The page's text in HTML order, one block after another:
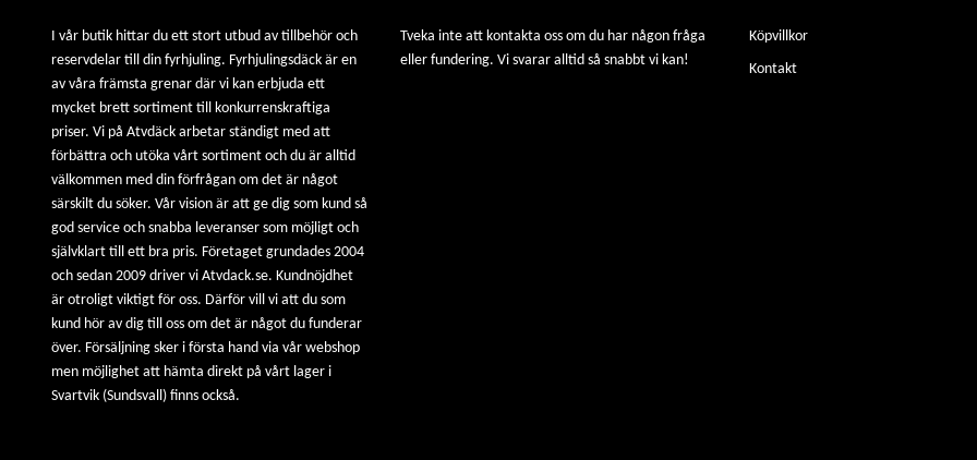
I vår butik hittar du ett stort utbud av tillbehör och
reservdelar till din fyrhjuling. Fyrhjulingsdäck är en
av våra främsta grenar där vi kan erbjuda ett
mycket brett sortiment till konkurrenskraftiga
priser. Vi på Atvdäck arbetar ständigt med att
förbättra och utöka vårt sortiment och du är alltid
välkommen med din förfrågan om det är något
särskilt du söker. Vår vision är att ge dig som kund så
god service och snabba leveranser som möjligt och
självklart till ett bra pris. Företaget grundades 2004
och sedan 2009 driver vi Atvdack.se. Kundnöjdhet
är otroligt viktigt för oss. Därför vill vi att du som
kund hör av dig till oss om det är något du funderar
över. Försäljning sker i första hand via vår webshop
men möjlighet att hämta direkt på vårt lager i
Svartvik (Sundsvall) finns också.
Tveka inte att kontakta oss om du har någon fråga
eller fundering. Vi svarar alltid så snabbt vi kan!
Köpvillkor
Kontakt